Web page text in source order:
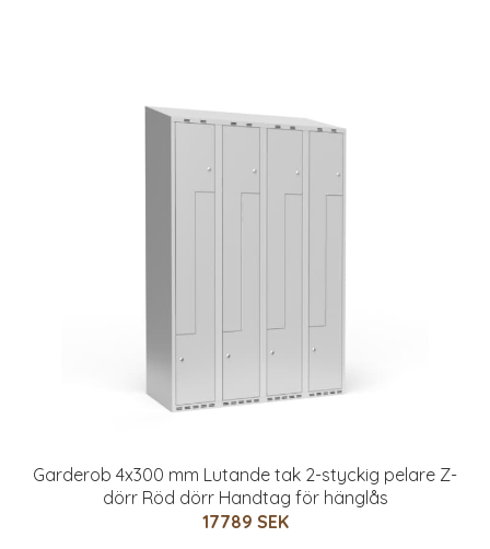
Garderob 4x300 mm Lutande tak 2-styckig pelare Z-
dörr Röd dörr Handtag för hänglås
17789 SEK